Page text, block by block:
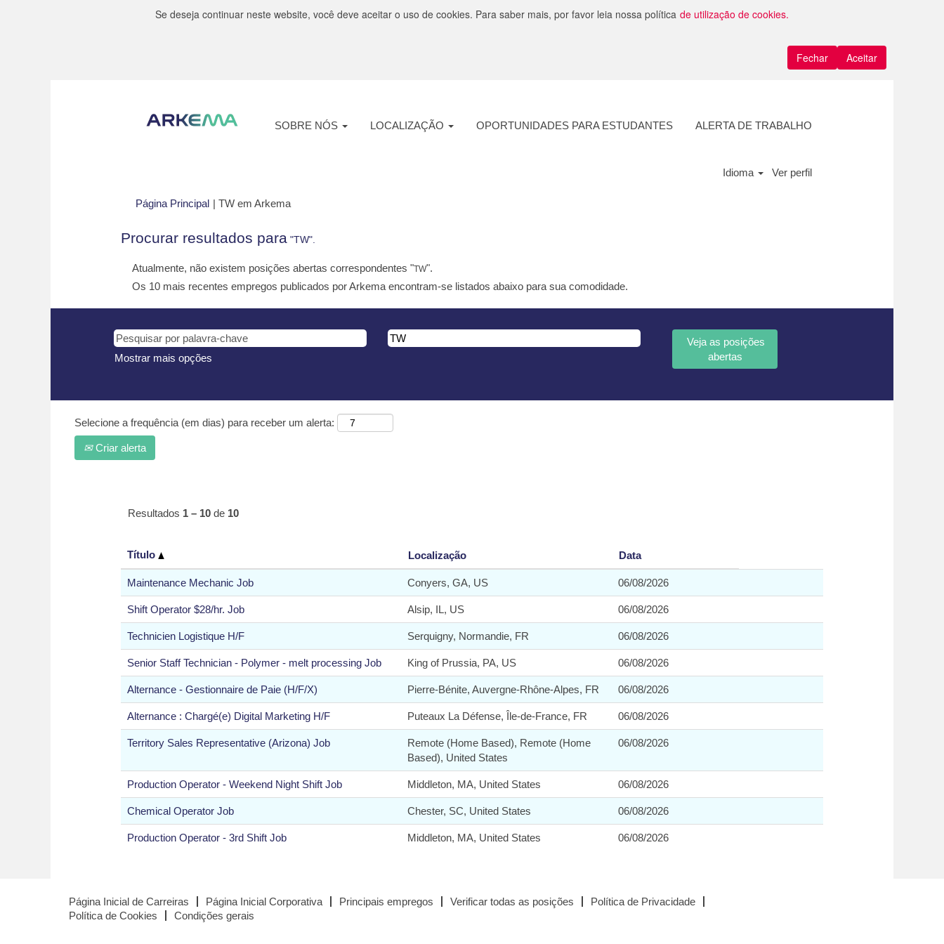
Se deseja continuar neste website, você deve aceitar o uso de cookies. Para saber mais, por favor leia nossa política de utilização de cookies.
Aceitar
Fechar
SOBRE NÓS LOCALIZAÇÃO OPORTUNIDADES PARA ESTUDANTES ALERTA DE TRABALHO
Idioma Ver perfil
Página Principal | TW em Arkema(página
Procurar resultados para "TW".
Atualmente, não existem posições abertas correspondentes "TW".
Os 10 mais recentes empregos publicados por Arkema encontram-se listados abaixo para sua comodidade.
Mostrar mais opções
Selecione a frequência (em dias) para receber um alerta:
Criar alerta
Resultados 1 – 10 de 10
Título Localização Data
Maintenance Mechanic Job Conyers, GA, US 06/08/2026
Shift Operator $28/hr. Job Alsip, IL, US 06/08/2026
Technicien Logistique H/F Serquigny, Normandie, FR 06/08/2026
Senior Staff Technician - Polymer - melt processing Job King of Prussia, PA, US 06/08/2026
Alternance - Gestionnaire de Paie (H/F/X) Pierre-Bénite, Auvergne-Rhône-Alpes, FR 06/08/2026
Alternance : Chargé(e) Digital Marketing H/F Puteaux La Défense, Île-de-France, FR 06/08/2026
Territory Sales Representative (Arizona) Job
Remote (Home Based), Remote (Home
Based), United States
06/08/2026
Production Operator - Weekend Night Shift Job Middleton, MA, United States 06/08/2026
Chemical Operator Job Chester, SC, United States 06/08/2026
Production Operator - 3rd Shift Job Middleton, MA, United States 06/08/2026
Página Inicial de Carreiras Página Inicial Corporativa Principais empregos Verificar todas as posições
Política de Privacidade
Política de Cookies
Condições gerais